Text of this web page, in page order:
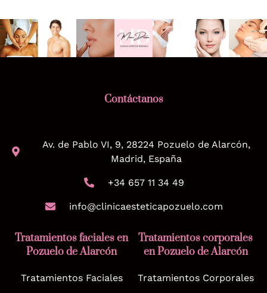
Contáctanos
Av. de Pablo VI, 9, 28224 Pozuelo de Alarcón,
Madrid, España
+34 657 11 34 49
info@clinicaesteticapozuelo.com
Tratamientos faciales en
Pozuelo de Alarcón
Tratamientos Faciales
Tratamientos corporales
en Pozuelo de Alarcón
Tratamientos Corporales